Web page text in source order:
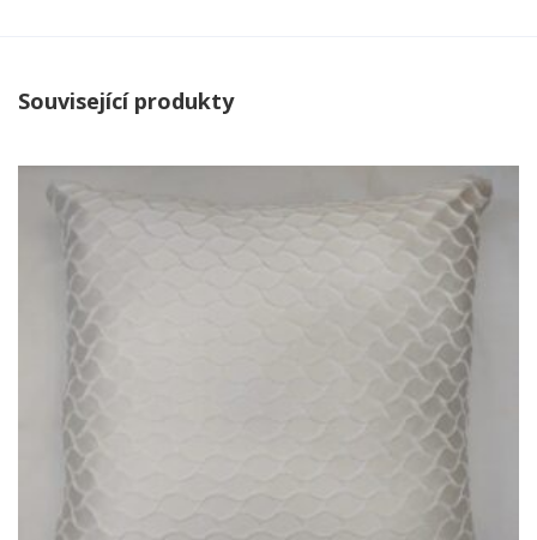
Související produkty